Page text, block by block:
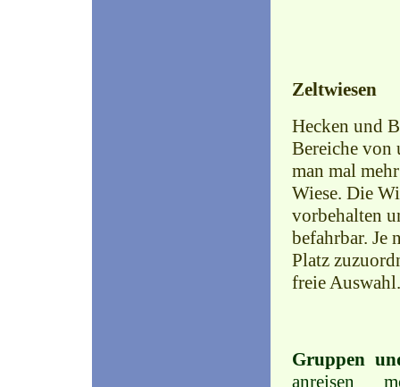
Zeltwiesen
Hecken und
Bereiche von
man mal
Wiese. Die
vorbehalten
befahrbar. Je
Platz
freie Auswahl.
Gruppen
anreisen